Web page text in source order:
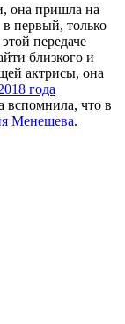
она пришла на
первый, только
передаче
близкого и
актрисы, она
года
вспомнила, что в
Менешева.